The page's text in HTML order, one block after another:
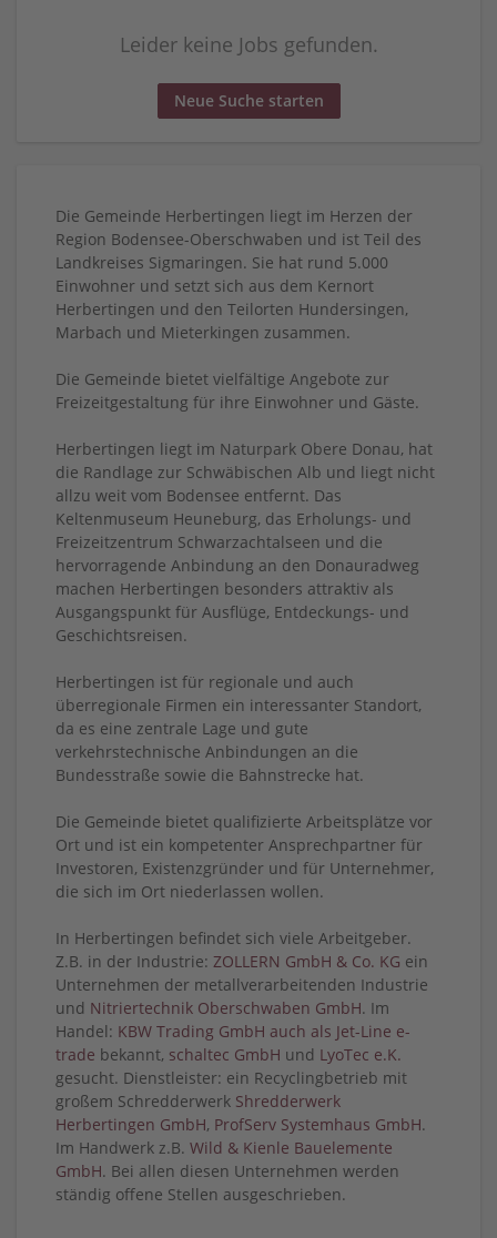
Leider keine Jobs gefunden.
Neue Suche starten
Die Gemeinde Herbertingen liegt im Herzen der
Region Bodensee-Oberschwaben und ist Teil des
Landkreises Sigmaringen. Sie hat rund 5.000
Einwohner und setzt sich aus dem Kernort
Herbertingen und den Teilorten Hundersingen,
Marbach und Mieterkingen zusammen.
Die Gemeinde bietet vielfältige Angebote zur
Freizeitgestaltung für ihre Einwohner und Gäste.
Herbertingen liegt im Naturpark Obere Donau, hat
die Randlage zur Schwäbischen Alb und liegt nicht
allzu weit vom Bodensee entfernt. Das
Keltenmuseum Heuneburg, das Erholungs- und
Freizeitzentrum Schwarzachtalseen und die
hervorragende Anbindung an den Donauradweg
machen Herbertingen besonders attraktiv als
Ausgangspunkt für Ausflüge, Entdeckungs- und
Geschichtsreisen.
Herbertingen ist für regionale und auch
überregionale Firmen ein interessanter Standort,
da es eine zentrale Lage und gute
verkehrstechnische Anbindungen an die
Bundesstraße sowie die Bahnstrecke hat.
Die Gemeinde bietet qualifizierte Arbeitsplätze vor
Ort und ist ein kompetenter Ansprechpartner für
Investoren, Existenzgründer und für Unternehmer,
die sich im Ort niederlassen wollen.
In Herbertingen befindet sich viele Arbeitgeber.
Z.B. in der Industrie: ZOLLERN GmbH & Co. KG ein
Unternehmen der metallverarbeitenden Industrie
und Nitriertechnik Oberschwaben GmbH. Im
Handel: KBW Trading GmbH auch als Jet-Line e-
trade bekannt, schaltec GmbH und LyoTec e.K.
gesucht. Dienstleister: ein Recyclingbetrieb mit
großem Schredderwerk Shredderwerk
Herbertingen GmbH, ProfServ Systemhaus GmbH.
Im Handwerk z.B. Wild & Kienle Bauelemente
GmbH. Bei allen diesen Unternehmen werden
ständig offene Stellen ausgeschrieben.